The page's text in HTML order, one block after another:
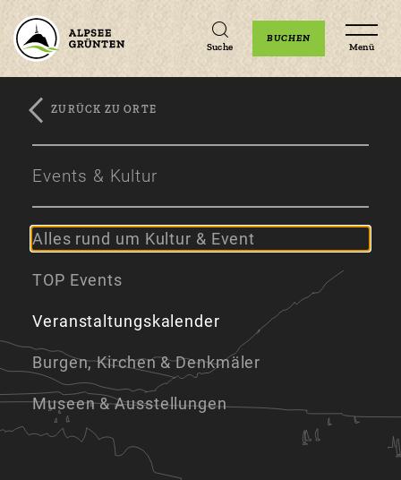
Zum
Zur
Zum
Suche
BUCHEN
Menü
ZURÜCK ZU ORTE
Events & Kultur
Alles rund um Kultur & Event
TOP Events
Veranstaltungskalender
Burgen, Kirchen & Denkmäler
Museen & Ausstellungen
Unterkünfte Veranstaltungen